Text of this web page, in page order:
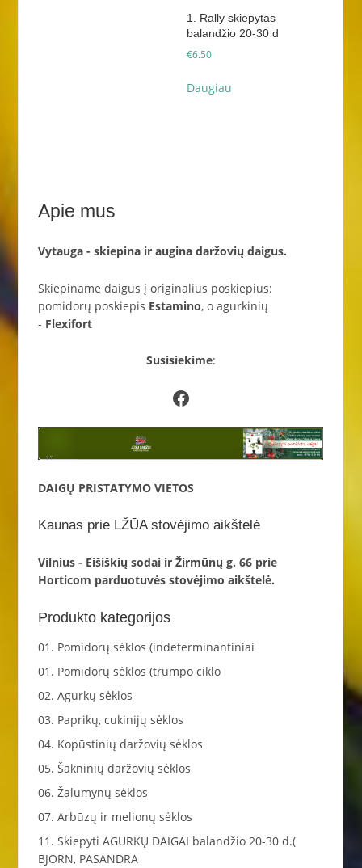
1. Rally skiepytas
balandžio 20-30 d
€6.50
Daugiau
Apie mus
Vytauga - skiepina ir augina daržovių daigus.
Skiepiname daigus į originalius poskiepius:
pomidorų poskiepis Estamino, o agurkinių
- Flexifort
Susisiekime:
Facebook
DAIGŲ PRISTATYMO VIETOS
Kaunas prie LŽŪA stovėjimo aikštelė
Vilnius - Eišiškių sodai ir Žirmūnų g. 66 prie
Horticom parduotuvės stovėjimo aikštelė.
Produkto kategorijos
01. Pomidorų sėklos (indeterminantiniai
01. Pomidorų sėklos (trumpo ciklo
02. Agurkų sėklos
03. Paprikų, cukinijų sėklos
04. Kopūstinių daržovių sėklos
05. Šakninių daržovių sėklos
06. Žalumynų sėklos
07. Arbūzų ir melionų sėklos
11. Skiepyti AGURKŲ DAIGAI balandžio 20-30 d.(
BJORN, PASANDRA